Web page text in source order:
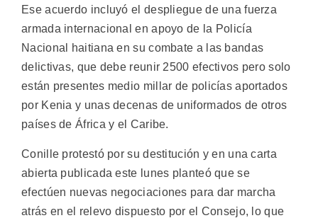
Ese acuerdo incluyó el despliegue de una fuerza
armada internacional en apoyo de la Policía
Nacional haitiana en su combate a las bandas
delictivas, que debe reunir 2500 efectivos pero solo
están presentes medio millar de policías aportados
por Kenia y unas decenas de uniformados de otros
países de África y el Caribe.
Conille protestó por su destitución y en una carta
abierta publicada este lunes planteó que se
efectúen nuevas negociaciones para dar marcha
atrás en el relevo dispuesto por el Consejo, lo que